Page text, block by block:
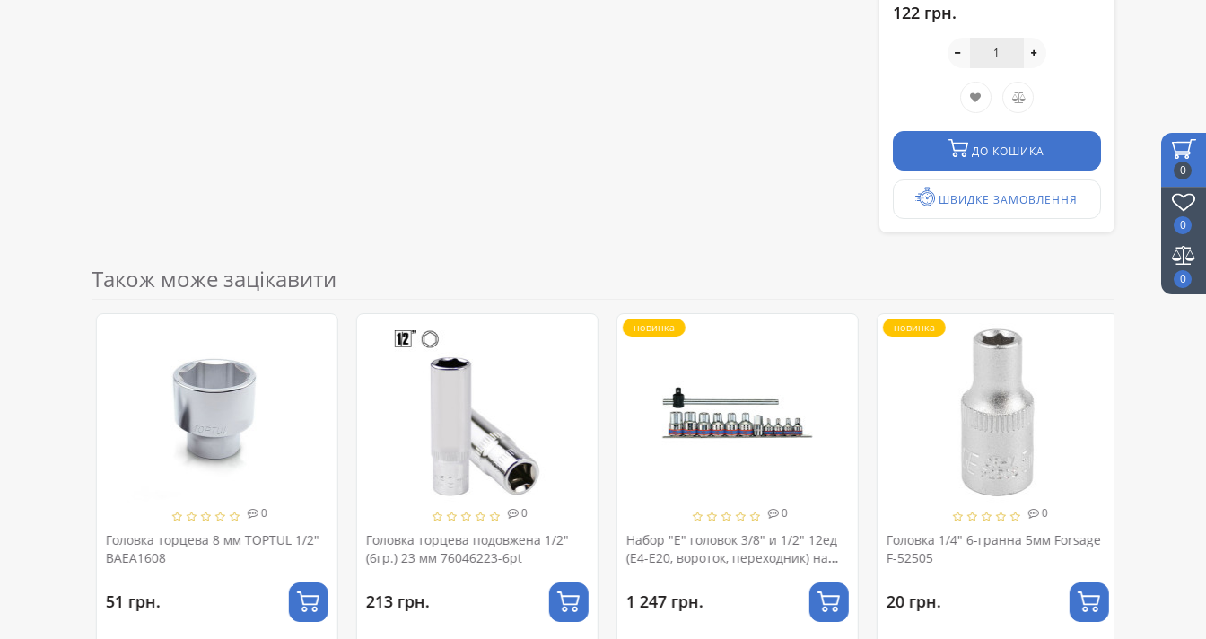
0
0
0
122 грн.
ДО КОШИКА
ШВИДКЕ ЗАМОВЛЕННЯ
Також може зацікавити
0
Головка торцева 8 мм TOPTUL 1/2"
BAEA1608
51 грн.
0
Головка торцева подовжена 1/2"
(6гр.) 23 мм 76046223-6pt
213 грн.
новинка
0
Набор "Е" головок 3/8" и 1/2" 12ед
(Е4-Е20, вороток, переходник) на
1 247 грн.
новинка
0
Головка 1/4" 6-гранна 5мм Forsage
F-52505
20 грн.